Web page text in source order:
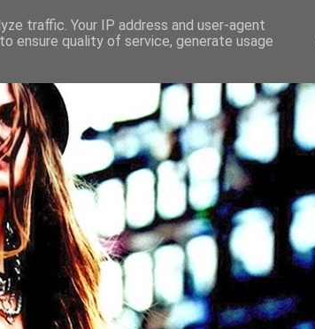
traffic. Your IP address and user-agent
ensure quality of service, generate usage